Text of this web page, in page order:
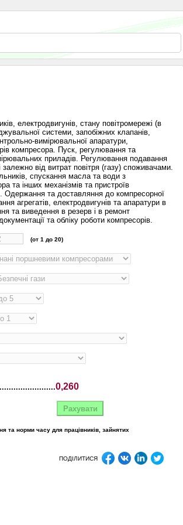
електродвигунів, стану повітромережі (в
системи, запобіжних клапанів,
вимірювальної апаратури,
компресора. Пуск, регулювання та
приладів. Регулювання подавання
залежно від витрат повітря (газу) споживачами.
спускання масла та води з
та інших механізмів та пристроїв
Одержання та доставляння до компресорної
агрегатів, електродвигунів та апаратури в
та виведення в резерв і в ремонт
та обліку роботи компресорів.
(от 1 до 20)
0,260
та норми часу для працівників, зайнятих
ПОДІЛИТИСЯ